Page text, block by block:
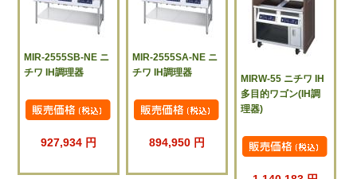
MIR-2555SB-NE ニ
チワ IH調理器
927,934 円
MIR-2555SA-NE ニ
チワ IH調理器
894,950 円
MIRW-55 ニチワ IH
多目的ワゴン(IH調
理器)